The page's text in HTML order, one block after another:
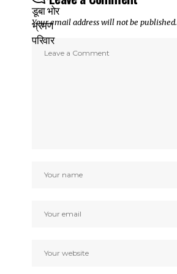
Your email address will not be published.